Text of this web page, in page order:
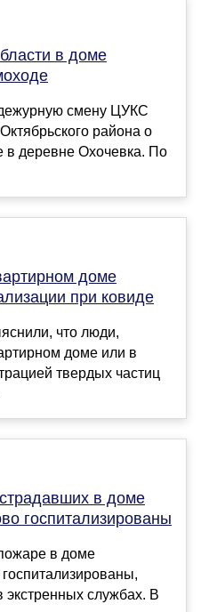
в доме
смену ЦУКС
района о
в деревне Охочевка. По
доме
при ковиде
что люди,
доме или в
твердых частиц
в доме
госпитализированы
в доме
службах. В